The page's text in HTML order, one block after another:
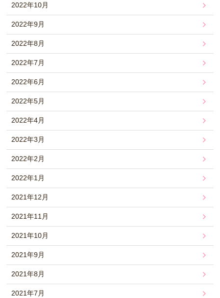
2022年10月
2022年9月
2022年8月
2022年7月
2022年6月
2022年5月
2022年4月
2022年3月
2022年2月
2022年1月
2021年12月
2021年11月
2021年10月
2021年9月
2021年8月
2021年7月